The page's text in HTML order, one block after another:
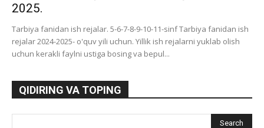
2025.
Tarbiya fanidan ish rejalar. 5-6-7-8-9-10-11-sinf Tarbiya fanidan ish
rejalar 2024-2025- o'quv yili uchun. Yillik ish rejalarni yuklab olish
uchun kerakli faylni ustiga bosing va bepul...
QIDIRING VA TOPING